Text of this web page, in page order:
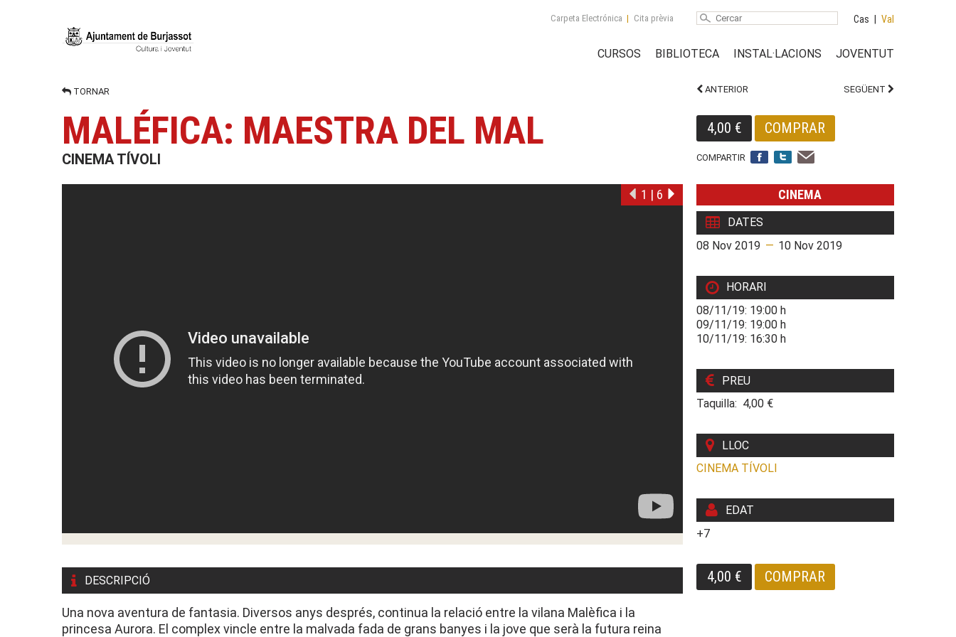
Carpeta Electrónica | Cita prèvia Cas Val
CURSOS BIBLIOTECA INSTAL·LACIONS JOVENTUT
TORNAR ANTERIOR SEGÜENT
MALÉFICA: MAESTRA DEL MAL
CINEMA TÍVOLI
4,00 € COMPRAR
COMPARTIR
1 | 6
DESCRIPCIÓ
Una nova aventura de fantasia. Diversos anys després, continua la relació entre la vilana Malèfica i la
princesa Aurora. El complex vincle entre la malvada fada de grans banyes i la jove que serà la futura reina
CINEMA
DATES
08 Nov 2019 — 10 Nov 2019
HORARI
08/11/19: 19:00 h
09/11/19: 19:00 h
10/11/19: 16:30 h
PREU
Taquilla: 4,00 €
LLOC
CINEMA TÍVOLI
EDAT
+7
4,00 € COMPRAR